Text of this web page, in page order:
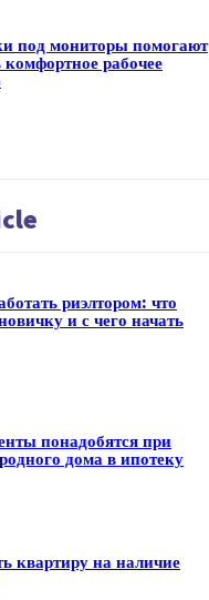
под мониторы помогают
комфортное рабочее
риэлтором: что
и с чего начать
понадобятся при
дома в ипотеку
квартиру на наличие